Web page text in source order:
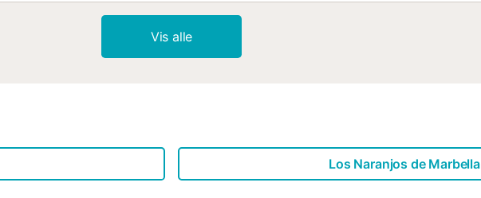
Vis alle
Los Naranjos de Marbella